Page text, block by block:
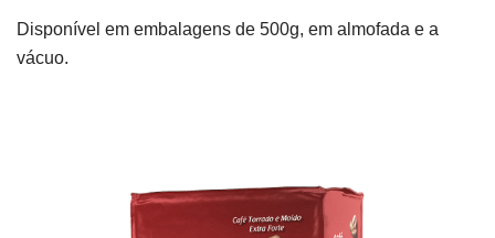
Disponível em embalagens de 500g, em almofada e a
vácuo.